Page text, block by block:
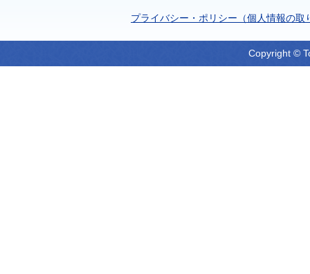
プライバシー・ポリシー（個人情報の取
Copyright ©